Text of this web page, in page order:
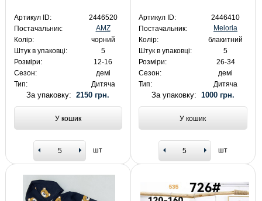
Артикул ID:
2446520
Постачальник:
AMZ
Колір:
чорний
Штук в упаковці:
5
Розміри:
12-16
Сезон:
демі
Тип:
Дитяча
За упаковку:2150 грн.
У кошик
шт
Артикул ID:
2446410
Постачальник:
Meloria
Колір:
блакитний
Штук в упаковці:
5
Розміри:
26-34
Сезон:
демі
Тип:
Дитяча
За упаковку: 1000 грн.
У кошик
шт